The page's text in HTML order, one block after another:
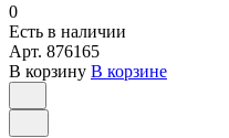
0
Есть в наличии
Арт. 876165
В корзину В корзине